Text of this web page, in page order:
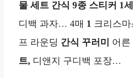
물 세트 간식 9종 스티커 1
디백 과자… 4매 1 크리스마
프 라운딩 간식 꾸러미 어른
트, 디앤지 구디백 포장…